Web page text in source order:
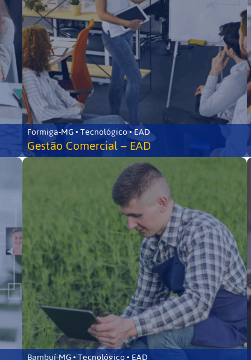
Formiga-MG • Tecnológico • EAD
Gestão Comercial – EAD